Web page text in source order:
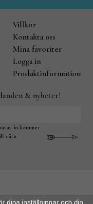
Villkor
Kontakta oss
Mina favoriter
Logga in
Produktinformation
& nyheter!
in kommer
våra
dina inställningar och din